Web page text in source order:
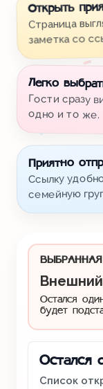
Открыть
Страница
заметка со
Легко
Гости сразу
одно и то же.
Приятно
Ссылку
семейную
Остался
будет
Остался
Список